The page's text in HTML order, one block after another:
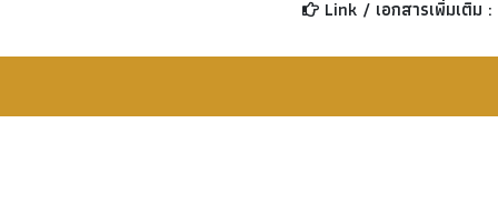
Link / เอกสารเพิ่มเติม :